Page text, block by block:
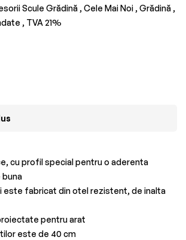
Scule Grădină , Cele Mai Noi , Grădină ,
, TVA 21%
cu profil special pentru o aderenta
este fabricat din otel rezistent, de inalta
pentru arat
este de 40 cm